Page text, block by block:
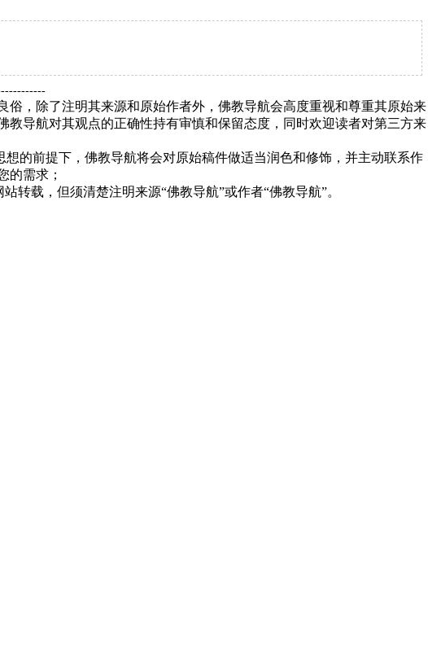
俗，除了注明其来源和原始作者外，佛教导航会高度重视和尊重其原始来
导航对其观点的正确性持有审慎和保留态度，同时欢迎读者对第三方来
的前提下，佛教导航将会对原始稿件做适当润色和修饰，并主动联系作
的需求；
转载，但须清楚注明来源“佛教导航”或作者“佛教导航”。